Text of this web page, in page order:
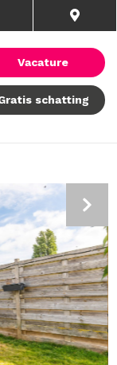
Vacature
schatting